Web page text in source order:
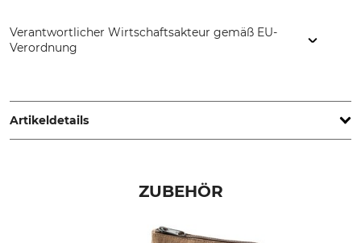
Verantwortlicher Wirtschaftsakteur gemäß EU-
Verordnung
Absam, Austria, www.swarovskioptik.com
Artikeldetails
108 m
4 mm
ZUBEHÖR